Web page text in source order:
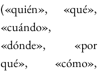
(«quién», «qué»,
«cuándo»,
«dónde», «por
qué», «cómo»,